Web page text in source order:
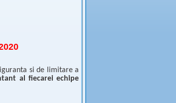
si de limitare a
al fiecarei echipe